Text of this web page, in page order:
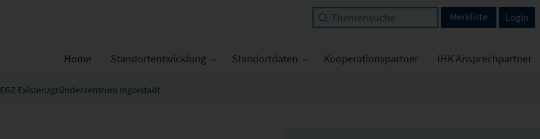
Home Standortentwicklung Standortdaten Kooperationspartner IHK Ansprechpartner
Login
Merkliste
EGZ Existenzgründerzentrum Ingolstadt